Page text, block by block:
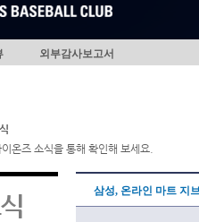
외부감사보고서
온즈 소식을 통해 확인해 보세요.
삼성, 온라인 마트 지